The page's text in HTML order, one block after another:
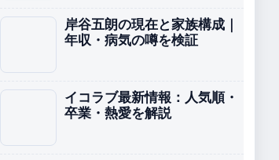
岸谷五朗の現在と家族構成｜
年収・病気の噂を検証
イコラブ最新情報：人気順・
卒業・熱愛を解説